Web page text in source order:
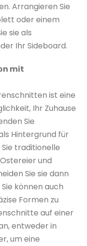
Arrangieren Sie
oder einem
sie als
Ihr Sideboard.
mit
ist eine
Ihr Zuhause
Sie
Hintergrund für
traditionelle
und
Sie sie dann
können auch
Formen zu
auf einer
entweder in
um eine